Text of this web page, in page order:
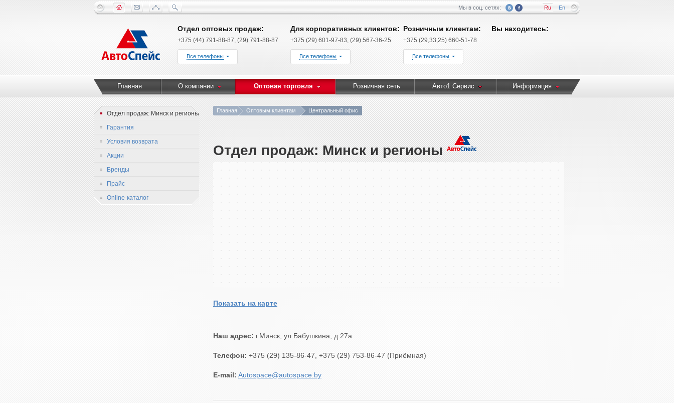
Мы в соц. сетях: Ru En
Отдел оптовых продаж:
+375 (44) 791-88-87, (29) 791-88-87
Все телефоны
Для корпоративных клиентов:
+375 (29) 601-97-83, (29) 567-36-25
Все телефоны
Розничным клиентам:
+375 (29,33,25) 660-51-78
Все телефоны
Вы находитесь:
Главная О компании Оптовая торговля Розничная сеть Авто1 Сервис Информация
Отдел продаж: Минск и регионы
Гарантия
Условия возврата
Акции
Бренды
Прайс
Online-каталог
Главная Оптовым клиентам Центральный офис
Отдел продаж: Минск и регионы
Показать на карте
Наш адрес: г.Минск, ул.Бабушкина, д.27а
Телефон: +375 (29) 135-86-47, +375 (29) 753-86-47 (Приёмная)
E-mail: Autospace@autospace.by